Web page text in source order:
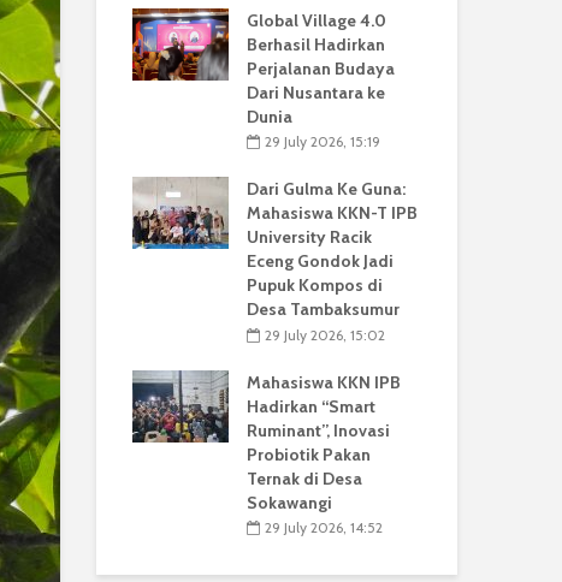
Global Village 4.0
Berhasil Hadirkan
Perjalanan Budaya
Dari Nusantara ke
Dunia
29 July 2026, 15:19
Dari Gulma Ke Guna:
Mahasiswa KKN-T IPB
University Racik
Eceng Gondok Jadi
Pupuk Kompos di
Desa Tambaksumur
29 July 2026, 15:02
Mahasiswa KKN IPB
Hadirkan “Smart
Ruminant”, Inovasi
Probiotik Pakan
Ternak di Desa
Sokawangi
29 July 2026, 14:52